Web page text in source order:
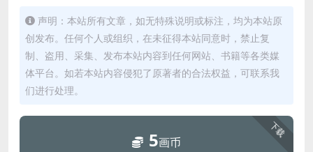
声明：本站所有文章，如无特殊说明或标注，均为本站原
创发布。任何个人或组织，在未征得本站同意时，禁止复
制、盗用、采集、发布本站内容到任何网站、书籍等各类媒
体平台。如若本站内容侵犯了原著者的合法权益，可联系我
们进行处理。
下载
5画币